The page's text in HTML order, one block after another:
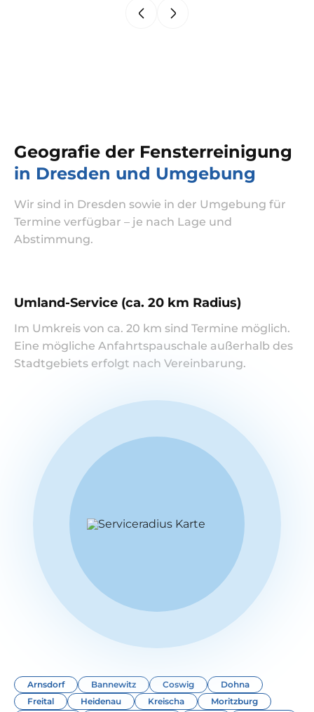
Geografie der Fensterreinigung
in Dresden und Umgebung
Wir sind in Dresden sowie in der Umgebung für
Termine verfügbar – je nach Lage und
Abstimmung.
Umland-Service (ca. 20 km Radius)
Im Umkreis von ca. 20 km sind Termine möglich.
Eine mögliche Anfahrtspauschale außerhalb des
Stadtgebiets erfolgt nach Vereinbarung.
Arnsdorf Bannewitz Coswig
Dohna
Freital
Heidenau Kreischa
Moritzburg